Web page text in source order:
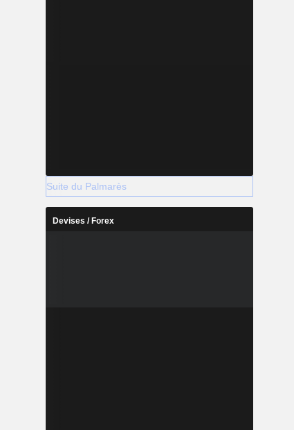
Suite du Palmarès
Devises / Forex